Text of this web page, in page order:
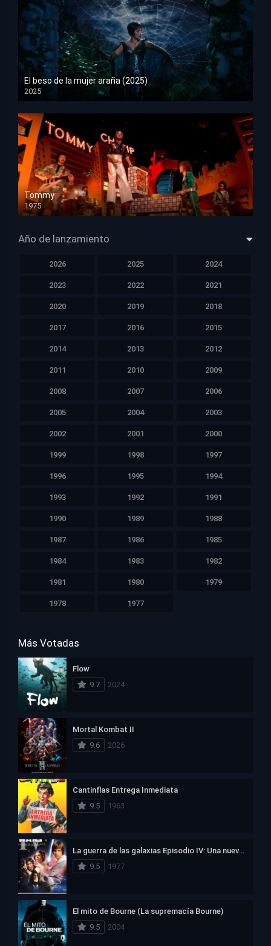
El beso de la mujer araña (2025)
2025
HD 1080p
Tommy
1975
HD 1080p
Año de lanzamiento
2026 2025 2024
2023 2022 2021
2020 2019 2018
2017 2016 2015
2014 2013 2012
2011 2010 2009
2008 2007 2006
2005 2004 2003
2002 2001 2000
1999 1998 1997
1996 1995 1994
1993 1992 1991
1990 1989 1988
1987 1986 1985
1984 1983 1982
1981 1980 1979
1978 1977
Más Votadas
Flow
9.7
2024
Mortal Kombat II
9.6
2026
Cantinflas Entrega Inmediata
9.5
1963
La guerra de las galaxias Episodio IV: Una nueva esperanza
9.5
1977
El mito de Bourne (La supremacía Bourne)
9.5
2004